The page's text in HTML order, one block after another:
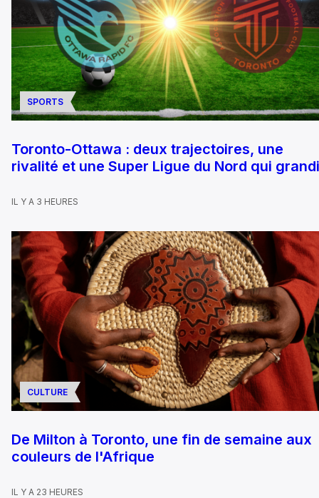
SPORTS
Toronto-Ottawa : deux trajectoires, une
rivalité et une Super Ligue du Nord qui
IL Y A 3 HEURES
CULTURE
De Milton à Toronto, une fin de semaine aux
couleurs de l'Afrique
IL Y A 23 HEURES